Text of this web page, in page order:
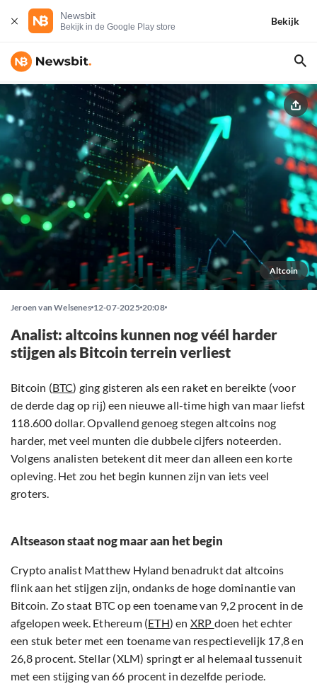
Newsbit
Bekijk in de Google Play store
Bekijk
Altcoin
Jeroen van Welsenes 12-07-2025 20:08
Analist: altcoins kunnen nog véél harder
stijgen als Bitcoin terrein verliest
Bitcoin (BTC) ging gisteren als een raket en bereikte (voor
de derde dag op rij) een nieuwe all-time high van maar liefst
118.600 dollar. Opvallend genoeg stegen altcoins nog
harder, met veel munten die dubbele cijfers noteerden.
Volgens analisten betekent dit meer dan alleen een korte
opleving. Het zou het begin kunnen zijn van iets veel
groters.
Altseason staat nog maar aan het begin
Crypto analist Matthew Hyland benadrukt dat altcoins
flink aan het stijgen zijn, ondanks de hoge dominantie van
Bitcoin. Zo staat BTC op een toename van 9,2 procent in de
afgelopen week. Ethereum (ETH) en XRP doen het echter
een stuk beter met een toename van respectievelijk 17,8 en
26,8 procent. Stellar (XLM) springt er al helemaal tussenuit
met een stijging van 66 procent in dezelfde periode.